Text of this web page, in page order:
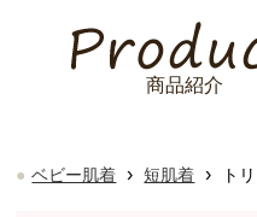
商品紹介
ベビー肌着 › 短肌着 › ト